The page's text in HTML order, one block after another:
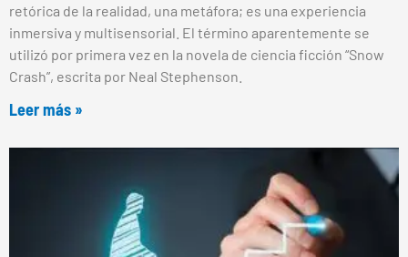
retórica de la realidad, una metáfora; es una experiencia
inmersiva y multisensorial. El término aparentemente se
utilizó por primera vez en la novela de ciencia ficción “Snow
Crash”, escrita por Neal Stephenson.
Leer más »